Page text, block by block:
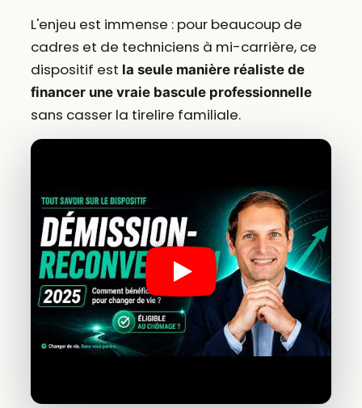
L'enjeu est immense : pour beaucoup de
cadres et de techniciens à mi-carrière, ce
dispositif est la seule manière réaliste de
financer une vraie bascule professionnelle
sans casser la tirelire familiale.